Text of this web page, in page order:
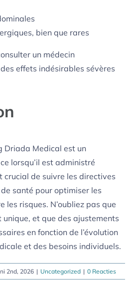
bien que rares
un médecin
effets indésirables sévères
Driada Medical est un
lorsqu’il est administré
crucial de suivre les directives
santé pour optimiser les
les risques. N’oubliez pas que
et que des ajustements
en fonction de l’évolution
et des besoins individuels.
2nd, 2026 | Uncategorized | 0 Reacties